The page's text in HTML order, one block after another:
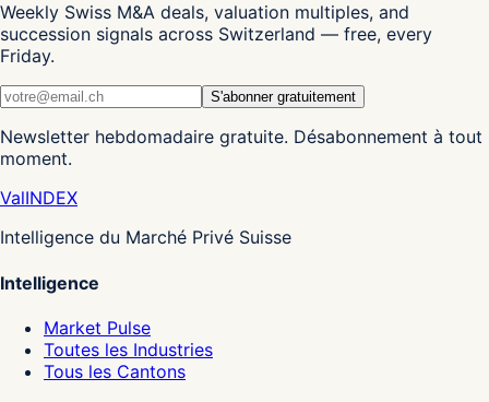
Weekly Swiss M&A deals, valuation multiples, and
succession signals across Switzerland — free, every
Friday.
S'abonner gratuitement
Newsletter hebdomadaire gratuite. Désabonnement à tout
moment.
ValINDEX
Intelligence du Marché Privé Suisse
Intelligence
Market Pulse
Toutes les Industries
Tous les Cantons